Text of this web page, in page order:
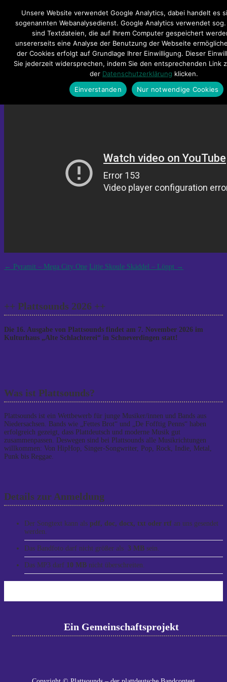
Impressum Datenschutzerklärung
Teilnahmebedingungen
Sitemap
Kontakt
De Ulli-Pullies – Löppt
Post
← Pyramit – Mega City One Litje Skoule Skäddel – Löppt →
++ Plattsounds 2026 ++
Die 16. Ausgabe von Plattsounds findet am 7. November 2026 im
Kulturhaus „Alte Schlachterei“ in Schneverdingen statt!
Was ist Plattsounds?
Plattsounds ist ein Wettbewerb für junge Musiker/innen und Bands aus
Niedersachsen. Bands wie „Fettes Brot“ und „De Fofftig Penns“ haben
erfolgreich gezeigt, dass Plattdeutsch und moderne Musik gut
zusammenpassen. Deswegen sind bei Plattsounds alle Musikrichtungen
willkommen: Von HipHop, Singer-Songwriter, Pop, Rock, Indie, Metal,
Punk bis Reggae.
Details zur Anmeldung
Der Songtext kann als pdf, doc, docx, txt oder rtf an uns gesendet
werden.
Das Bandfoto darf nicht größer als 3 MB sein.
Das MP3 darf 10 MB nicht überschreiten.
Ein Gemeinschaftsprojekt
Hauptmenü
Unsere Website verwendet Google Analytics, dabei handelt es
sogenannten Webanalysedienst. Google Analytics verwendet sog.
sind Textdateien, die auf Ihrem Computer gespeichert
unsererseits eine Analyse der Benutzung der Webseite
der Cookies erfolgt auf Grundlage Ihrer Einwilligung. Dieser
Sie jederzeit widersprechen, indem Sie den entsprechenden Link
der Datenschutzerklärung klicken.
Einverstanden
Nur notwendige Cookies